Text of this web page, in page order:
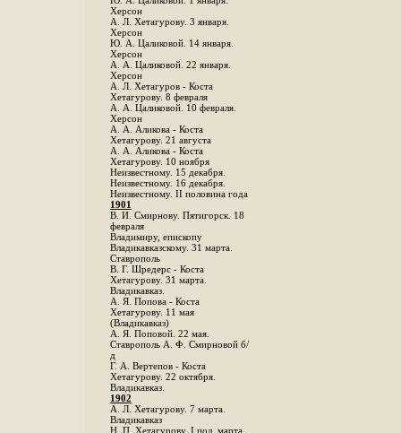
Херсон
А. Л. Хетагурову. 3 января.
Херсон
Ю. А. Цаликовой. 14 января.
Херсон
А. А. Цаликовой. 22 января.
Херсон
А. Л. Хетагуров - Коста
Хетагурову. 8 февраля
А. А. Цаликовой. 10 февраля.
Херсон
А. А. Аликова - Коста
Хетагурову. 21 августа
А. А. Аликова - Коста
Хетагурову. 10 ноября
Неизвестному. 15 декабря.
Неизвестному. 16 декабря.
Неизвестному. II половина года
1901
В. И. Смирнову. Пятигорск. 18
февраля
Владимиру, епископу
Владикавказскому. 31 марта.
Ставрополь
В. Г. Шредерс - Коста
Хетагурову. 31 марта.
Владикавказ.
А. Я. Попова - Коста
Хетагурову. 11 мая
(Владикавказ)
А. Я. Поповой. 22 мая.
Ставрополь А. Ф. Смирновой б/
д
Г. А. Вертепов - Коста
Хетагурову. 22 октября.
Владикавказ.
1902
А. Л. Хетагурову. 7 марта.
Владикавказ
Н. П. Хетагурову. I пол. марта.